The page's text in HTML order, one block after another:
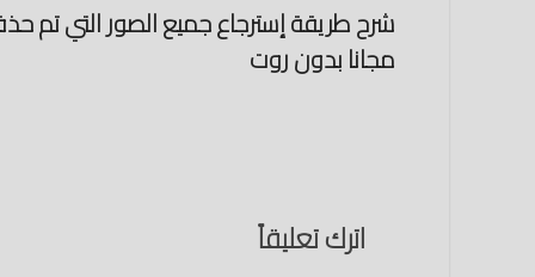
شرح طريقة إسترجاع جميع الصور التي تم
مجانا بدون روت
اترك تعليقاً